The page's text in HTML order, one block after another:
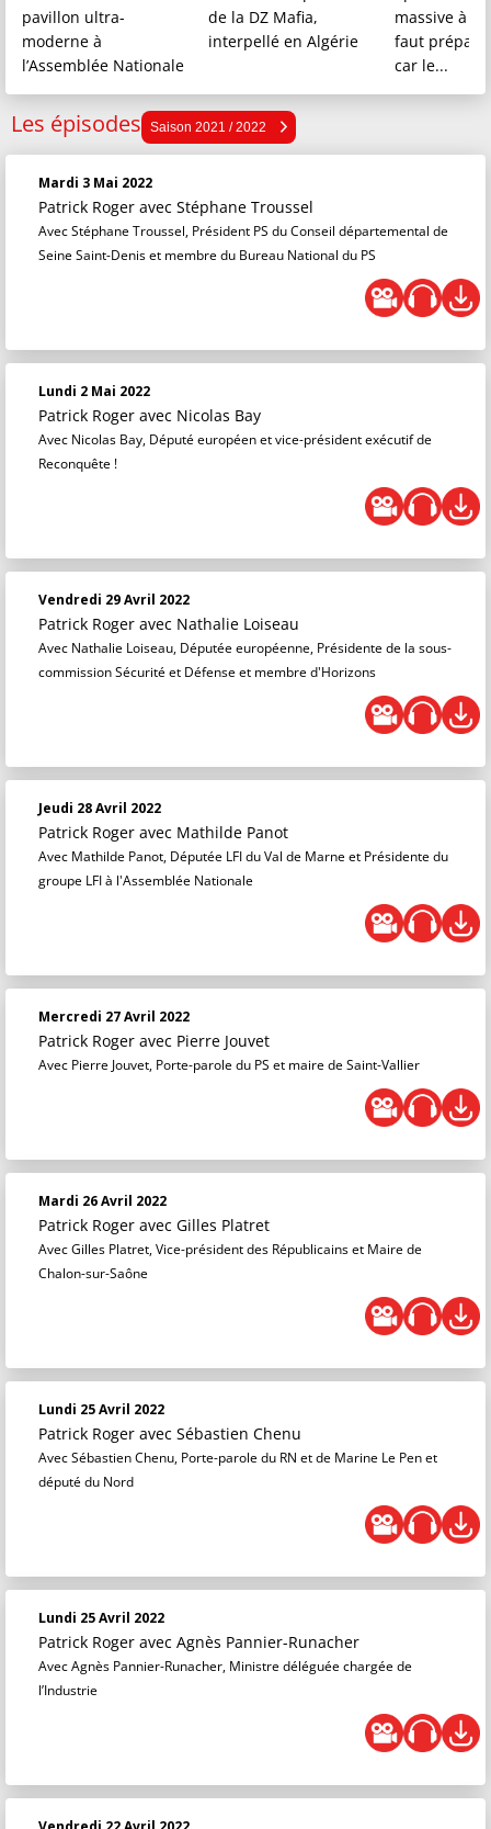
pavillon ultra-
moderne à
l’Assemblée Nationale
de la DZ Mafia,
interpellé en Algérie
massive à
faut
car le...
Les épisodes Saison 2021 / 2022
Saison 2024 / 2025
Saison 2022 / 2023
Saison 2021 / 2022
Mardi 3 Mai 2022
Patrick Roger avec Stéphane Troussel
Avec Stéphane Troussel, Président PS du Conseil départemental de
Seine Saint-Denis et membre du Bureau National du PS
Lundi 2 Mai 2022
Patrick Roger avec Nicolas Bay
Avec Nicolas Bay, Député européen et vice-président exécutif de
Reconquête !
Vendredi 29 Avril 2022
Patrick Roger avec Nathalie Loiseau
Avec Nathalie Loiseau, Députée européenne, Présidente de la sous-
commission Sécurité et Défense et membre d'Horizons
Jeudi 28 Avril 2022
Patrick Roger avec Mathilde Panot
Avec Mathilde Panot, Députée LFI du Val de Marne et Présidente du
groupe LFI à l'Assemblée Nationale
Mercredi 27 Avril 2022
Patrick Roger avec Pierre Jouvet
Avec Pierre Jouvet, Porte-parole du PS et maire de Saint-Vallier
Mardi 26 Avril 2022
Patrick Roger avec Gilles Platret
Avec Gilles Platret, Vice-président des Républicains et Maire de
Chalon-sur-Saône
Lundi 25 Avril 2022
Patrick Roger avec Sébastien Chenu
Avec Sébastien Chenu, Porte-parole du RN et de Marine Le Pen et
député du Nord
Lundi 25 Avril 2022
Patrick Roger avec Agnès Pannier-Runacher
Avec Agnès Pannier-Runacher, Ministre déléguée chargée de
l’Industrie